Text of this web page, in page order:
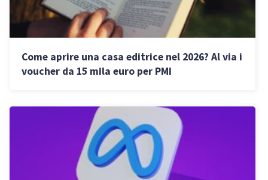
Come aprire una casa editrice nel 2026? Al via i
voucher da 15 mila euro per PMI